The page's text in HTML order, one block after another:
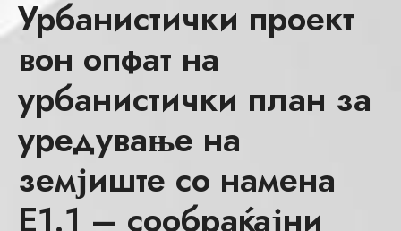
Урбанистички проект
вон опфат на
урбанистички план за
уредување на
земјиште со намена
Е1.1 – сообраќајни